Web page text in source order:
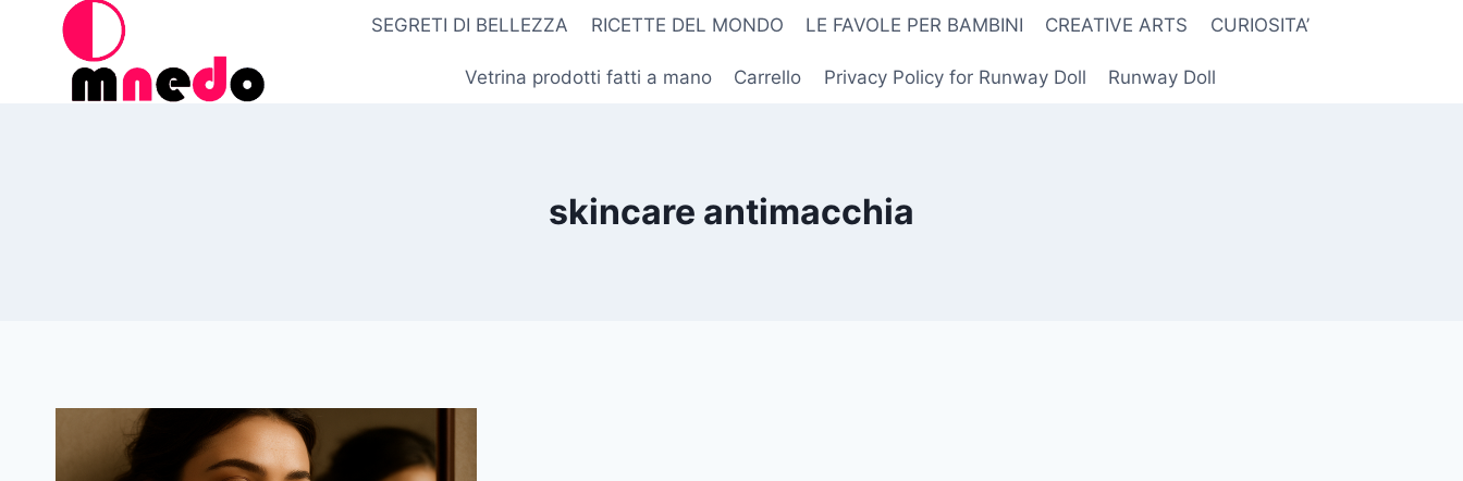
contenuto
SEGRETI DI BELLEZZA RICETTE DEL MONDO LE FAVOLE PER BAMBINI CREATIVE ARTS CURIOSITA’
Vetrina prodotti fatti a mano Carrello Privacy Policy for Runway Doll Runway Doll
skincare antimacchia